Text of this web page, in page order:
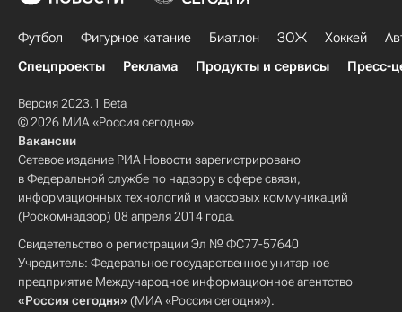
Футбол Фигурное катание Биатлон ЗОЖ Хоккей
Спецпроекты
Реклама Продукты и сервисы Пресс-
Версия 2023.1 Beta
© 2026 МИА «Россия сегодня»
Вакансии
Сетевое издание РИА Новости зарегистрировано
в Федеральной службе по надзору в сфере связи,
информационных технологий и массовых коммуникаций
(Роскомнадзор) 08 апреля 2014 года.
Свидетельство о регистрации Эл № ФС77-57640
Учредитель: Федеральное государственное унитарное
предприятие Международное информационное агентство
«Россия сегодня» (МИА «Россия сегодня»).